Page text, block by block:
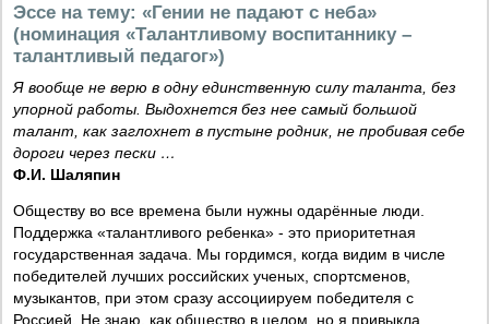
Эссе на тему: «Гении не падают с неба»
(номинация «Талантливому воспитаннику –
талантливый педагог»)
Я вообще не верю в одну единственную силу таланта, без
упорной работы. Выдохнется без нее самый большой
талант, как заглохнет в пустыне родник, не пробивая себе
дороги через пески …
Ф.И. Шаляпин
Обществу во все времена были нужны одарённые люди.
Поддержка «талантливого ребенка» - это приоритетная
государственная задача. Мы гордимся, когда видим в числе
победителей лучших российских ученых, спортсменов,
музыкантов, при этом сразу ассоциируем победителя с
Россией. Не знаю, как общество в целом, но я привыкла